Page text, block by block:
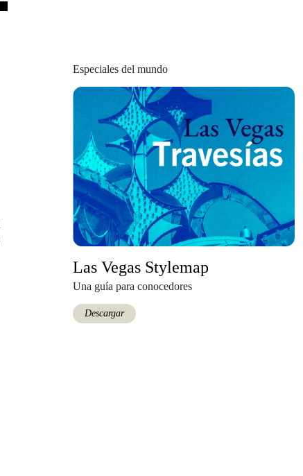
Especiales del mundo
Las Vegas Stylemap
Una guía para conocedores
Descargar